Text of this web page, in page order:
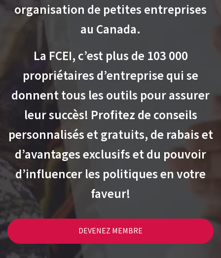
organisation de petites entreprises
au Canada.
La FCEI, c’est plus de 103 000
propriétaires d’entreprise qui se
donnent tous les outils pour assurer
leur succès! Profitez de conseils
personnalisés et gratuits, de rabais et
d’avantages exclusifs et du pouvoir
d’influencer les politiques en votre
faveur!
DEVENEZ MEMBRE